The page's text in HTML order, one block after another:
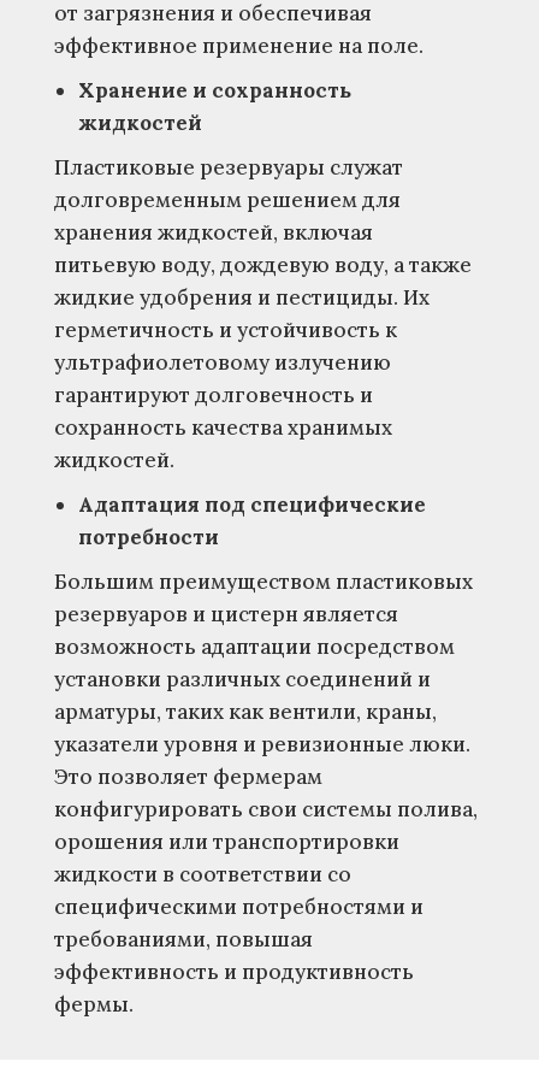
от загрязнения и обеспечивая
эффективное применение на поле.
Хранение и сохранность
жидкостей
Пластиковые резервуары служат
долговременным решением для
хранения жидкостей, включая
питьевую воду, дождевую воду, а также
жидкие удобрения и пестициды. Их
герметичность и устойчивость к
ультрафиолетовому излучению
гарантируют долговечность и
сохранность качества хранимых
жидкостей.
Адаптация под специфические
потребности
Большим преимуществом пластиковых
резервуаров и цистерн является
возможность адаптации посредством
установки различных соединений и
арматуры, таких как вентили, краны,
указатели уровня и ревизионные люки.
Это позволяет фермерам
конфигурировать свои системы полива,
орошения или транспортировки
жидкости в соответствии со
специфическими потребностями и
требованиями, повышая
эффективность и продуктивность
фермы.